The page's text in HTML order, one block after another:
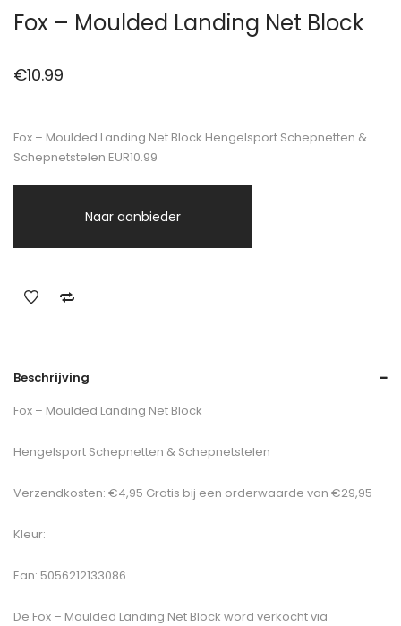
Fox – Moulded Landing Net Block
€10.99
Fox – Moulded Landing Net Block Hengelsport Schepnetten &
Schepnetstelen EUR10.99
Naar aanbieder
Beschrijving
Fox – Moulded Landing Net Block
Hengelsport Schepnetten & Schepnetstelen
Verzendkosten: €4,95 Gratis bij een orderwaarde van €29,95
Kleur:
Ean: 5056212133086
De Fox – Moulded Landing Net Block word verkocht via